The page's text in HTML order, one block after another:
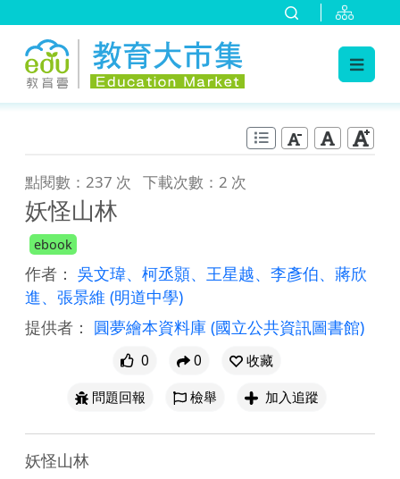
點閱數：237 次 下載次數：2 次
妖怪山林
ebook
作者： 吳文瑋、柯丞顥、王星越、李彥伯、蔣欣
進、張景維 (明道中學)
提供者： 圓夢繪本資料庫 (國立公共資訊圖書館)
0 0
收藏
問題回報
檢舉 加入追蹤
妖怪山林